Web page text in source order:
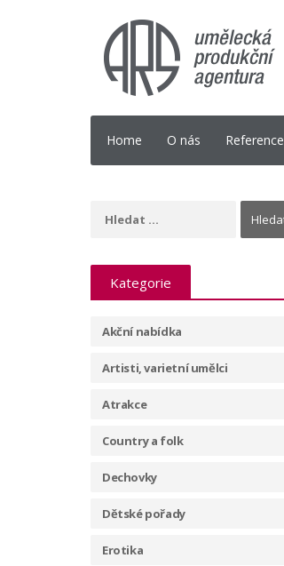
Home O nás Reference
Kategorie
Akční nabídka
Artisti, varietní umělci
Atrakce
Country a folk
Dechovky
Dětské pořady
Erotika